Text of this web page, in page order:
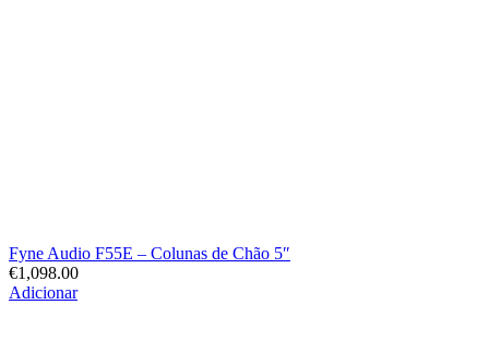
Fyne Audio F55E – Colunas de Chão 5″
€1,098.00
Adicionar